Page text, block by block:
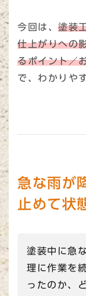
今回は、 塗装
仕上がりへの
るポイント／
で、わかりや
急な雨が
止めて状
塗装中に急
理に作業を
ったのか、